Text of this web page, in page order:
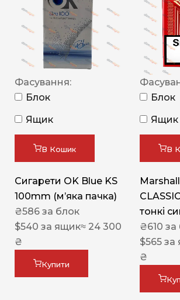
Фасування:
Блок
Ящик
В Кошик
Сигарети OK Blue KS
100mm (м’яка пачка)
₴586 за блок
$540 за ящик≈ 24 300
₴
Купити
Блок
Ящик
В
тонкі
₴610 за
$565 за
₴